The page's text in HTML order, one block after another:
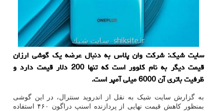
سایت شیك: شركت وان پلاس به دنبال عرضه یك گوشی ارزان
قیمت دیگر به نام كلوور است كه تنها 200 دلار قیمت دارد و
ظرفیت باتری آن 6000 میلی آمپر است.
به گزارش سایت شیک به نقل از اندروید سنترال، در این گوشی
بمنظور کاهش قیمت نهایی از پردازنده اسنپ دراگون ۴۶۰ استفاده